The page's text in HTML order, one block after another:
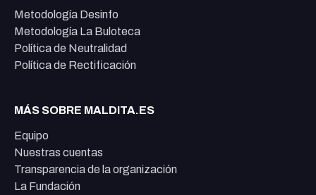
Metodología Desinfo
Metodología La Buloteca
Política de Neutralidad
Política de Rectificación
MÁS SOBRE MALDITA.ES
Equipo
Nuestras cuentas
Transparencia de la organización
La Fundación